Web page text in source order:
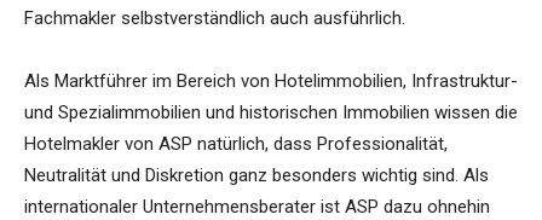
Fachmakler selbstverständlich auch ausführlich.
Als Marktführer im Bereich von Hotelimmobilien, Infrastruktur-
und Spezialimmobilien und historischen Immobilien wissen die
Hotelmakler von ASP natürlich, dass Professionalität,
Neutralität und Diskretion ganz besonders wichtig sind. Als
internationaler Unternehmensberater ist ASP dazu ohnehin